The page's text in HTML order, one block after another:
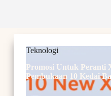
Teknologi
Promosi Untuk Peranti
Pembukaan 10 Kedai